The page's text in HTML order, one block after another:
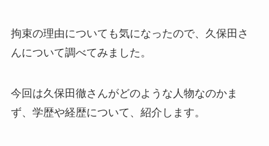
拘束の理由についても気になったので、久保田さ
んについて調べてみました。
今回は久保田徹さんがどのような人物なのかま
ず、学歴や経歴について、紹介します。